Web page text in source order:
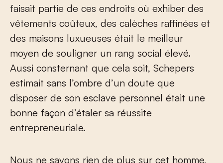
faisait partie de ces endroits où exhiber des
vêtements coûteux, des calèches raffinées et
des maisons luxueuses était le meilleur
moyen de souligner un rang social élevé.
Aussi consternant que cela soit, Schepers
estimait sans l’ombre d’un doute que
disposer de son esclave personnel était une
bonne façon d’étaler sa réussite
entrepreneuriale.
Nous ne savons rien de plus sur cet homme,